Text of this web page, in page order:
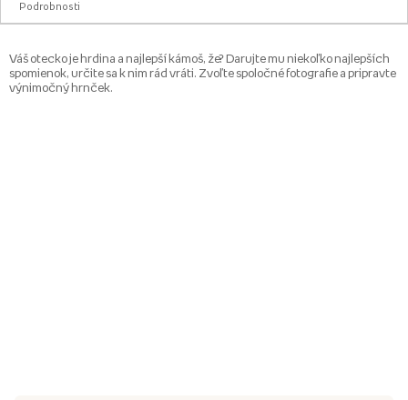
Podrobnosti
Váš otecko je hrdina a najlepší kámoš, že? Darujte mu niekoľko najlepších
spomienok, určite sa k nim rád vráti. Zvoľte spoločné fotografie a pripravte
výnimočný hrnček.